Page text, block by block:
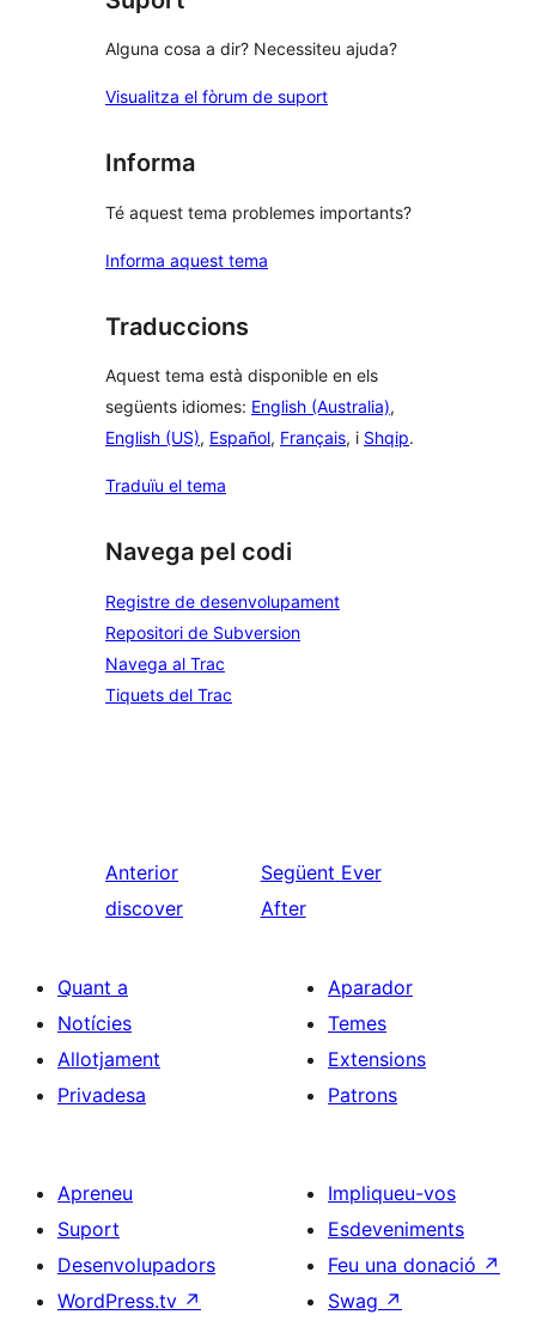
Alguna cosa a dir? Necessiteu ajuda?
Visualitza el fòrum de suport
Informa
Té aquest tema problemes importants?
Informa aquest tema
Traduccions
Aquest tema està disponible en els
següents idiomes: English (Australia),
English (US), Español, Français, i Shqip.
Traduïu el tema
Navega pel codi
Registre de desenvolupament
Repositori de Subversion
Navega al Trac
Tiquets del Trac
Anterior
discover
Següent Ever
After
Quant a
Notícies
Allotjament
Privadesa
Aparador
Temes
Extensions
Patrons
Apreneu
Suport
Desenvolupadors
WordPress.tv ↗
Impliqueu-vos
Esdeveniments
Feu una donació ↗
Swag ↗